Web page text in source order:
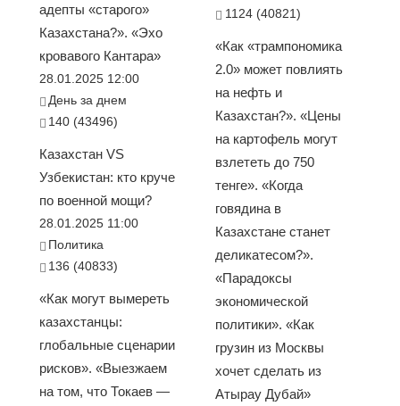
адепты «старого»
Казахстана?». «Эхо
кровавого Кантара»
28.01.2025 12:00
День за днем
140 (43496)
Казахстан VS
Узбекистан: кто круче
по военной мощи?
28.01.2025 11:00
Политика
136 (40833)
«Как могут вымереть
казахстанцы:
глобальные сценарии
рисков». «Выезжаем
на том, что Токаев —
1124 (40821)
«Как «трампономика
2.0» может повлиять
на нефть и
Казахстан?». «Цены
на картофель могут
взлететь до 750
тенге». «Когда
говядина в
Казахстане станет
деликатесом?».
«Парадоксы
экономической
политики». «Как
грузин из Москвы
хочет сделать из
Атырау Дубай»